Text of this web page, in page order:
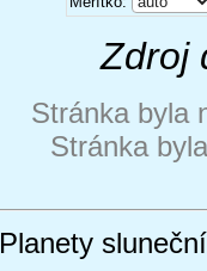
Zdroj
Stránka byla
Stránka
Planety